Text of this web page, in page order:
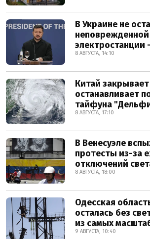
В Украине не
неповрежденной
электростанции
8 АВГУСТА, 14:10
Китай
останавливает
тайфуна
8 АВГУСТА, 17:10
В Венесуэле
протесты из-за
отключений
8 АВГУСТА, 18:00
Одесская
осталась без
из самых
9 АВГУСТА, 10:40